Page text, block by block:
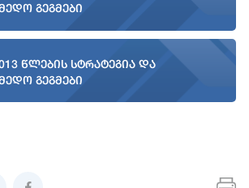
გეგმები
წლების სტრატეგია და
გეგმები